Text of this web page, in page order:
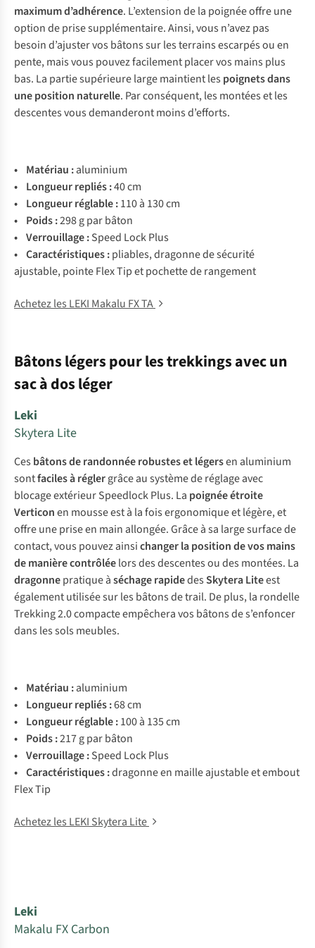
maximum d’adhérence. L’extension de la poignée offre une
option de prise supplémentaire. Ainsi, vous n’avez pas
besoin d’ajuster vos bâtons sur les terrains escarpés ou en
pente, mais vous pouvez facilement placer vos mains plus
bas. La partie supérieure large maintient les poignets dans
une position naturelle. Par conséquent, les montées et les
descentes vous demanderont moins d’efforts.
• Matériau :aluminium
• Longueur repliés :40 cm
• Longueur réglable :110 à 130 cm
• Poids :298 g par bâton
• Verrouillage :Speed Lock Plus
• Caractéristiques :pliables, dragonne de sécurité
ajustable, pointe Flex Tip et pochette de rangement
Achetez les LEKI Makalu FX TA
Bâtons légers pour les trekkings avec un
sac à dos léger
Leki
Skytera Lite
Ces bâtons de randonnée robustes et légersen aluminium
sontfaciles à réglergrâce au système de réglage avec
blocage extérieur Speedlock Plus. La poignée étroite
Verticonen mousse est à la fois ergonomique et légère, et
offre une prise en main allongée. Grâce à sa large surface de
contact, vous pouvez ainsichanger la position de vos mains
de manière contrôléelors des descentes ou des montées. La
dragonnepratique àséchage rapidedesSkytera Liteest
également utilisée sur les bâtons de trail. De plus, la rondelle
Trekking 2.0 compacte empêchera vos bâtons de s’enfoncer
dans les sols meubles.
• Matériau :aluminium
• Longueur repliés :68 cm
• Longueur réglable :100 à 135 cm
• Poids :217 g par bâton
• Verrouillage :Speed Lock Plus
• Caractéristiques :dragonne en maille ajustable et embout
Flex Tip
Achetez les LEKI Skytera Lite
Leki
Makalu FX Carbon